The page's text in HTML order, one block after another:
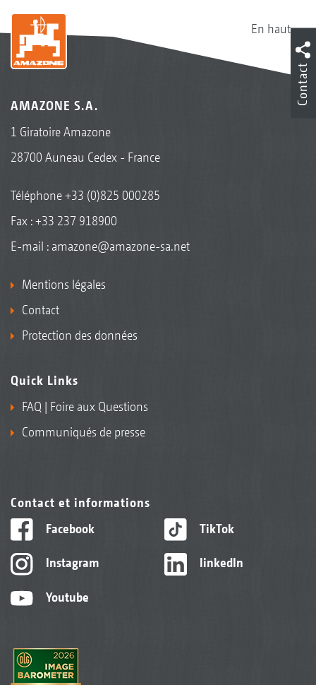
En haut
AMAZONE S.A.
1 Giratoire Amazone
28700 Auneau Cedex - France
Téléphone+33 (0)825 000285
Fax : +33 237 918900
E-mail : amazone@amazone-sa.net
Mentions légales
Contact
Protection des données
Quick Links
FAQ | Foire aux Questions
Communiqués de presse
Contact et informations
Facebook
Instagram
Youtube
TikTok
linkedIn
Contact